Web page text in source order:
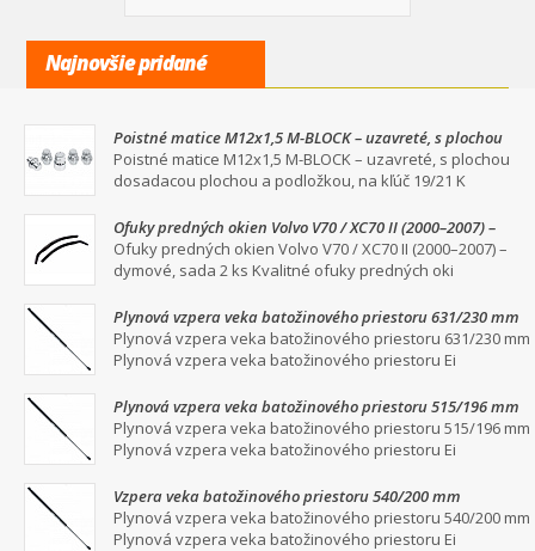
Najnovšie pridané
Poistné matice M12x1,5 M-BLOCK – uzavreté, s plochou
dosadacou plochou a podložkou, na kľúč 19/21
Poistné matice M12x1,5 M-BLOCK – uzavreté, s plochou
dosadacou plochou a podložkou, na kľúč 19/21 K
Ofuky predných okien Volvo V70 / XC70 II (2000–2007) –
dymové, sada 2 ks
Ofuky predných okien Volvo V70 / XC70 II (2000–2007) –
dymové, sada 2 ks Kvalitné ofuky predných oki
Plynová vzpera veka batožinového priestoru 631/230 mm
Plynová vzpera veka batožinového priestoru 631/230 mm
Plynová vzpera veka batožinového priestoru Ei
Plynová vzpera veka batožinového priestoru 515/196 mm
Plynová vzpera veka batožinového priestoru 515/196 mm
Plynová vzpera veka batožinového priestoru Ei
Vzpera veka batožinového priestoru 540/200 mm
Plynová vzpera veka batožinového priestoru 540/200 mm
Plynová vzpera veka batožinového priestoru Ei